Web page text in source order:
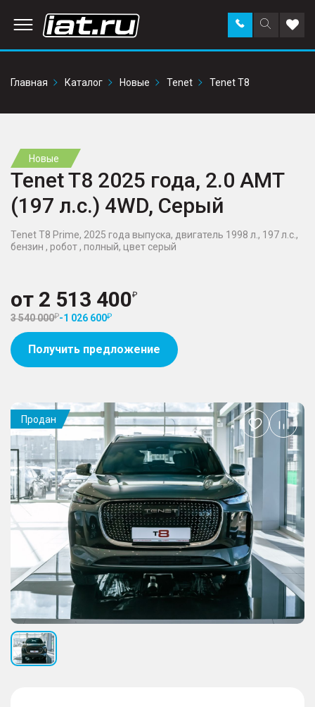
Поиск
по
Заказать
звонок в
Главная
Каталог Новые Tenet Tenet T8
Новые
Tenet T8 2025 года, 2.0 AMT
(197 л.с.) 4WD, Серый
Tenet T8 Prime, 2025 года выпуска, двигатель 1998 л., 197 л.с.,
бензин , робот , полный, цвет серый
от 2 513 400
3 540 000 -1 026 600
Получить предложение
Продан
Добавить
в
избранное